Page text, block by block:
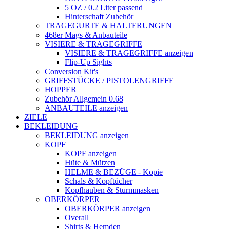
5 OZ / 0.2 Liter passend
Hinterschaft Zubehör
TRAGEGURTE & HALTERUNGEN
468er Mags & Anbauteile
VISIERE & TRAGEGRIFFE
VISIERE & TRAGEGRIFFE anzeigen
Flip-Up Sights
Conversion Kit's
GRIFFSTÜCKE / PISTOLENGRIFFE
HOPPER
Zubehör Allgemein 0.68
ANBAUTEILE anzeigen
ZIELE
BEKLEIDUNG
BEKLEIDUNG anzeigen
KOPF
KOPF anzeigen
Hüte & Mützen
HELME & BEZÜGE - Kopie
Schals & Kopftücher
Kopfhauben & Sturmmasken
OBERKÖRPER
OBERKÖRPER anzeigen
Overall
Shirts & Hemden